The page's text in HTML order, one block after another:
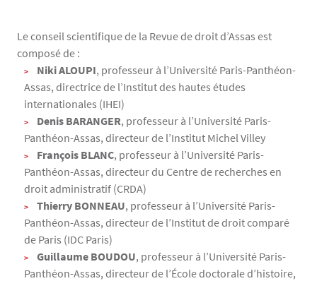
Le conseil scientifique de la Revue de droit d’Assas est
composé de :
TexteNiki ALOUPI, professeur à l’Université Paris-Panthéon-
Assas, directrice de l’Institut des hautes études
internationales (IHEI)
Denis BARANGER, professeur à l’Université Paris-
Panthéon-Assas, directeur de l’Institut Michel Villey
François BLANC, professeur à l’Université Paris-
Panthéon-Assas, directeur du Centre de recherches en
droit administratif (CRDA)
Thierry BONNEAU, professeur à l’Université Paris-
Panthéon-Assas, directeur de l’Institut de droit comparé
de Paris (IDC Paris)
Guillaume BOUDOU, professeur à l’Université Paris-
Panthéon-Assas, directeur de l’École doctorale d’histoire,